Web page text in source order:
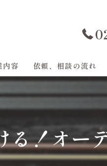
内容 依頼、相談の流れ
る！オー